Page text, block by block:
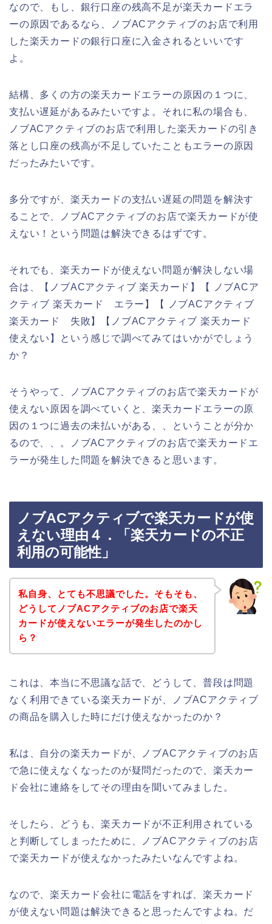
なので、もし、銀行口座の残高不足が楽天カードエラ
ーの原因であるなら、ノブACアクティブのお店で利用
した楽天カードの銀行口座に入金されるといいです
よ。
結構、多くの方の楽天カードエラーの原因の１つに、
支払い遅延があるみたいですよ。それに私の場合も、
ノブACアクティブのお店で利用した楽天カードの引き
落とし口座の残高が不足していたこともエラーの原因
だったみたいです。
多分ですが、楽天カードの支払い遅延の問題を解決す
ることで、ノブACアクティブのお店で楽天カードが使
えない！という問題は解決できるはずです。
それでも、楽天カードが使えない問題が解決しない場
合は、【ノブACアクティブ 楽天カード】【 ノブACア
クティブ 楽天カード エラー】【 ノブACアクティブ
楽天カード 失敗】【ノブACアクティブ 楽天カード
使えない】という感じで調べてみてはいかがでしょう
か？
そうやって、ノブACアクティブのお店で楽天カードが
使えない原因を調べていくと、楽天カードエラーの原
因の１つに過去の未払いがある、、ということが分か
るので、、。ノブACアクティブのお店で楽天カードエ
ラーが発生した問題を解決できると思います。
ノブACアクティブで楽天カードが使
えない理由４．「楽天カードの不正
利用の可能性」
私自身、とても不思議でした。そもそも、
どうしてノブACアクティブのお店で楽天
カードが使えないエラーが発生したのかし
ら？
これは、本当に不思議な話で、どうして、普段は問題
なく利用できている楽天カードが、ノブACアクティブ
の商品を購入した時にだけ使えなかったのか？
私は、自分の楽天カードが、ノブACアクティブのお店
で急に使えなくなったのが疑問だったので、楽天カー
ド会社に連絡をしてその理由を聞いてみました。
そしたら、どうも、楽天カードが不正利用されている
と判断してしまったために、ノブACアクティブのお店
で楽天カードが使えなかったみたいなんですよね。
なので、楽天カード会社に電話をすれば、楽天カード
が使えない問題は解決できると思ったんですよね。だ